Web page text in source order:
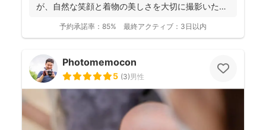
が、自然な笑顔と着物の美しさを大切に撮影いたし
予約承諾率： 85% 最終アクティブ： 3日以内
Photomemocon
5 (3)男性